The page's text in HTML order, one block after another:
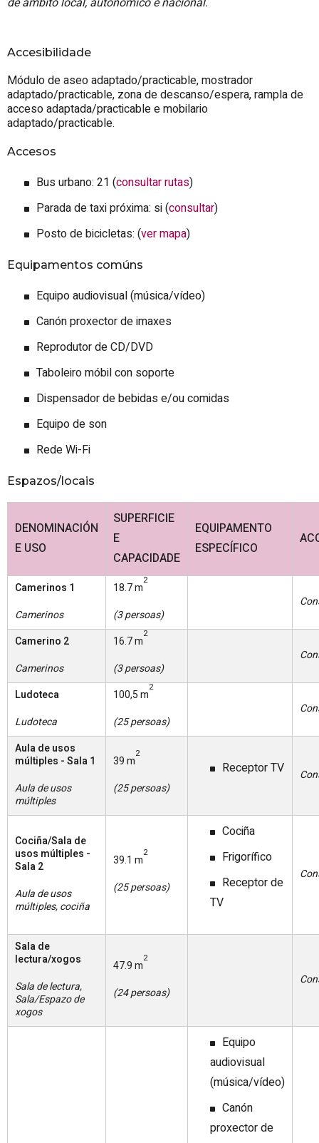
Accesibilidade
Módulo de aseo adaptado/practicable, mostrador
adaptado/practicable, zona de descanso/espera, rampla de
acceso adaptada/practicable e mobilario
adaptado/practicable.
Accesos
Bus urbano: 21 (consultar rutas)
Parada de taxi próxima: si (consultar)
Posto de bicicletas: (ver mapa)
Equipamentos comúns
Equipo audiovisual (música/vídeo)
Canón proxector de imaxes
Reprodutor de CD/DVD
Taboleiro móbil con soporte
Dispensador de bebidas e/ou comidas
Equipo de son
Rede Wi-Fi
Espazos/locais
DENOMINACIÓN
E USO
SUPERFICIE
E
CAPACIDADE
EQUIPAMENTO
ESPECÍFICO
Camerinos 1
Camerinos
18.7 m2
(3 persoas)
Camerino 2
Camerinos
16.7 m2
(3 persoas)
Ludoteca
Ludoteca
100,5 m2
(25 persoas)
Aula de usos
múltiples - Sala 1
Aula de usos
múltiples
39 m2
(25 persoas)
Receptor TV
Cociña/Sala de
usos múltiples -
Sala 2
Aula de usos
múltiples, cociña
39.1 m2
(25 persoas)
Cociña
Frigorífico
Receptor de
TV
Sala de
lectura/xogos
Sala de lectura,
Sala/Espazo de
xogos
47.9 m2
(24 persoas)
Equipo
audiovisual
(música/vídeo)
Canón
proxector de